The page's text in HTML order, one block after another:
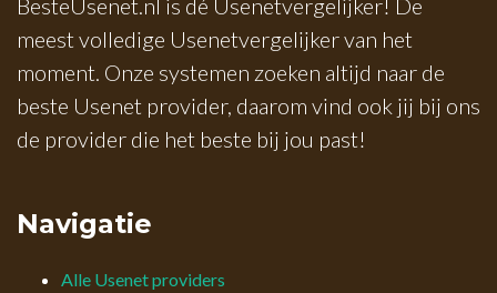
meest volledige Usenetvergelijker van het
moment. Onze systemen zoeken altijd naar de
beste Usenet provider, daarom vind ook jij bij ons
de provider die het beste bij jou past!
Navigatie
Alle Usenet providers